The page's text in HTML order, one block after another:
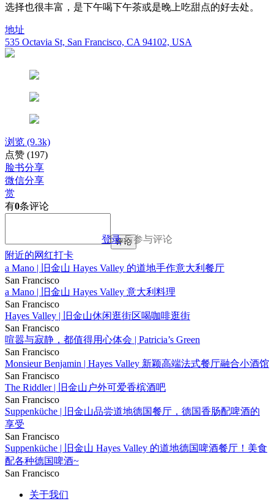
选择也很丰富，是下午喝下午茶或是晚上吃甜点的好去处。
地址
535 Octavia St, San Francisco, CA 94102, USA
浏览 (9.3k)
点赞 (197)
脸书分享
微信分享
赏
有0条评论
登录后参与评论
评论
附近的网红打卡
a Mano | 旧金山 Hayes Valley 的道地手作意大利餐厅
San Francisco
a Mano | 旧金山 Hayes Valley 意大利料理
San Francisco
Hayes Valley | 旧金山休闲逛街区喝咖啡逛街
San Francisco
喧嚣与寂静，都值得用心体会 | Patricia’s Green
San Francisco
Monsieur Benjamin | Hayes Valley 新颖高端法式餐厅融合小酒馆
San Francisco
The Riddler | 旧金山户外可爱香槟酒吧
San Francisco
Suppenküche | 旧金山品尝道地德国餐厅，德国香肠配啤酒的
享受
San Francisco
Suppenküche | 旧金山 Hayes Valley 的道地德国啤酒餐厅！美食
配各种德国啤酒~
San Francisco
关于我们